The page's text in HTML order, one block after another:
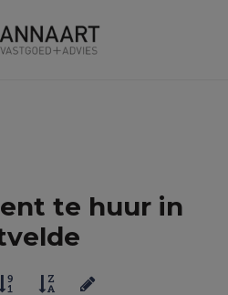
te huur in